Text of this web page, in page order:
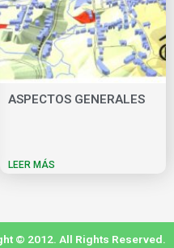
ASPECTOS GENERALES
LEER MÁS
© 2012. All Rights Reserved.